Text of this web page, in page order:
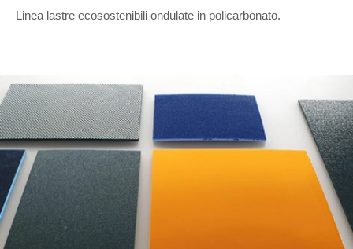
Linea lastre ecosostenibili ondulate in policarbonato.